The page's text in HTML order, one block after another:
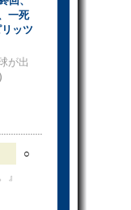
一死
ッツ
が出
○
』